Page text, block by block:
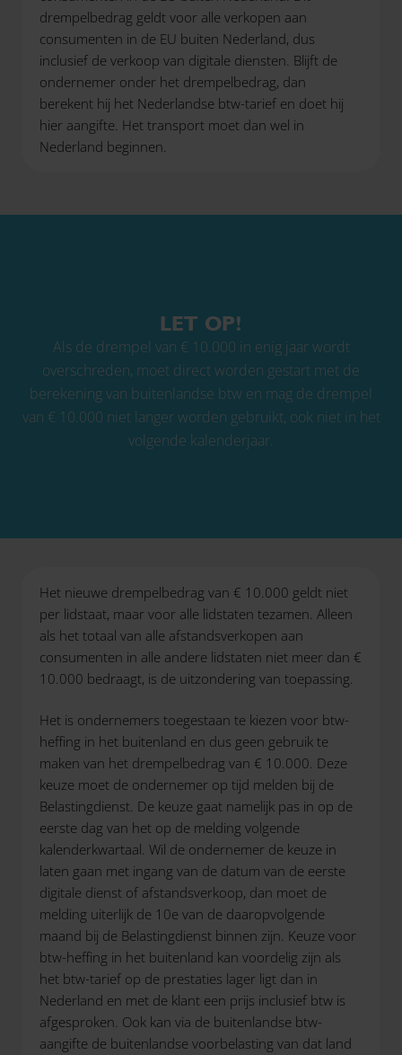
drempelbedrag geldt voor alle verkopen aan
consumenten in de EU buiten Nederland, dus
inclusief de verkoop van digitale diensten. Blijft de
ondernemer onder het drempelbedrag, dan
berekent hij het Nederlandse btw-tarief en doet hij
hier aangifte. Het transport moet dan wel in
Nederland beginnen.
LET OP!
Als de drempel van € 10.000 in enig jaar wordt
overschreden, moet direct worden gestart met de
berekening van buitenlandse btw en mag de drempel
van € 10.000 niet langer worden gebruikt, ook niet in het
volgende kalenderjaar.
Het nieuwe drempelbedrag van € 10.000 geldt niet
per lidstaat, maar voor alle lidstaten tezamen. Alleen
als het totaal van alle afstandsverkopen aan
consumenten in alle andere lidstaten niet meer dan €
10.000 bedraagt, is de uitzondering van toepassing.
Het is ondernemers toegestaan te kiezen voor btw-
heffing in het buitenland en dus geen gebruik te
maken van het drempelbedrag van € 10.000. Deze
keuze moet de ondernemer op tijd melden bij de
Belastingdienst. De keuze gaat namelijk pas in op de
eerste dag van het op de melding volgende
kalenderkwartaal. Wil de ondernemer de keuze in
laten gaan met ingang van de datum van de eerste
digitale dienst of afstandsverkoop, dan moet de
melding uiterlijk de 10e van de daaropvolgende
maand bij de Belastingdienst binnen zijn. Keuze voor
btw-heffing in het buitenland kan voordelig zijn als
het btw-tarief op de prestaties lager ligt dan in
Nederland en met de klant een prijs inclusief btw is
afgesproken. Ook kan via de buitenlandse btw-
aangifte de buitenlandse voorbelasting van dat land